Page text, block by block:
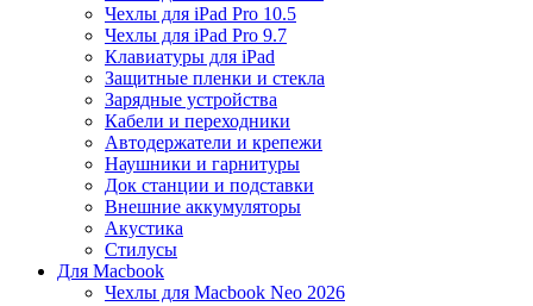
Чехлы для iPad Pro 10.5
Чехлы для iPad Pro 9.7
Клавиатуры для iPad
Защитные пленки и стекла
Зарядные устройства
Кабели и переходники
Автодержатели и крепежи
Наушники и гарнитуры
Док станции и подставки
Внешние аккумуляторы
Акустика
Стилусы
Для Macbook
Чехлы для Macbook Neo 2026